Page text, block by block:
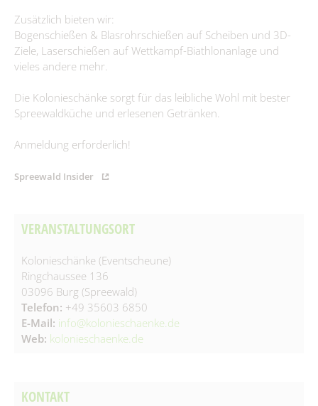
Kommunalpolitik/Sitzungen
Wahlen/Volksbegehren
Schiedsstelle
Fundbüro
Fundtiere
Zahlen & Statistik
Formularservice
Grund- und Oberschule Mina Witkojc" Burg (Spreewald)/Bórkowy
(Błota)
Slawischer Siedlunsgausschnitt "Stary lud" in Dissen / Dešno
Spreewaldbibliothek
Kirchen
Spielplätze
Spenden & Sponsoring
Tourismus
Zusätzlich bieten wir:
Bogenschießen & Blasrohrschießen auf Scheiben und 3D-
Ziele, Laserschießen auf Wettkampf-Biathlonanlage und
vieles andere mehr.
Die Kolonieschänke sorgt für das leibliche Wohl mit bester
Spreewaldküche und erlesenen Getränken.
Anmeldung erforderlich!
Spreewald Insider
VERANSTALTUNGSORT
Kolonieschänke (Eventscheune)
Ringchaussee 136
03096 Burg (Spreewald)
Telefon: +49 35603 6850
E-Mail: info@kolonieschaenke.de
Web: kolonieschaenke.de
KONTAKT